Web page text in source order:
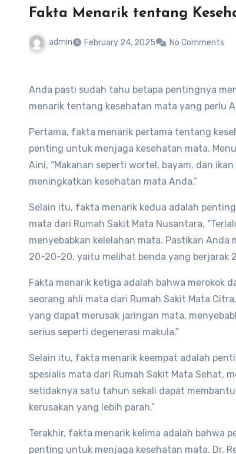
Fakta Menarik tentang
admin February 24, 2025 No Comments
Anda pasti sudah tahu betapa pentingnya
menarik tentang kesehatan mata yang perlu
Pertama, fakta menarik pertama tentang
penting untuk menjaga kesehatan mata.
Aini, “Makanan seperti wortel, bayam, dan
meningkatkan kesehatan mata Anda.”
Selain itu, fakta menarik kedua adalah
mata dari Rumah Sakit Mata Nusantara,
menyebabkan kelelahan mata. Pastikan
20-20-20, yaitu melihat benda yang berjarak
Fakta menarik ketiga adalah bahwa merokok
seorang ahli mata dari Rumah Sakit Mata
yang dapat merusak jaringan mata,
serius seperti degenerasi makula.”
Selain itu, fakta menarik keempat adalah
spesialis mata dari Rumah Sakit Mata Sehat,
setidaknya satu tahun sekali dapat
kerusakan yang lebih parah.”
Terakhir, fakta menarik kelima adalah bahwa
penting untuk menjaga kesehatan mata. Dr.